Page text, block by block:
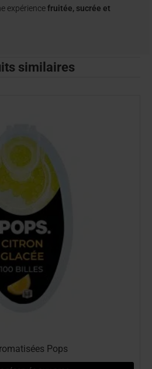
expériencefruitée, sucrée et
similaires
Pops